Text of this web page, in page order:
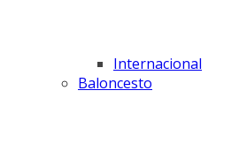
Internacional
Baloncesto